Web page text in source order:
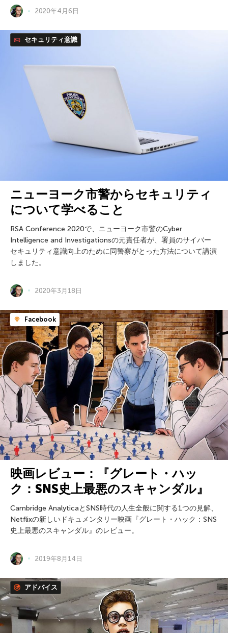
2020年4月6日
セキュリティ意識
ニューヨーク市警からセキュリティ
について学べること
RSA Conference 2020で、ニューヨーク市警のCyber
Intelligence and Investigationsの元責任者が、署員のサイバー
セキュリティ意識向上のために同警察がとった方法について講演
しました。
2020年3月18日
Facebook
映画レビュー：『グレート・ハッ
ク：SNS史上最悪のスキャンダル』
Cambridge AnalyticaとSNS時代の人生全般に関する1つの見解、
Netflixの新しいドキュメンタリー映画『グレート・ハック：SNS
史上最悪のスキャンダル』のレビュー。
2019年8月14日
アドバイス